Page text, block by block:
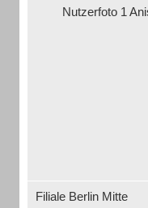
Filiale Berlin Mitte